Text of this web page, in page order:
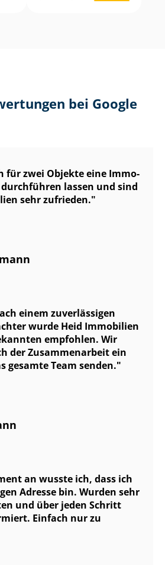
bei Google
für zwei Objekte eine Im­mo­
lassen und sind
sehr zufrieden.
einem zuverlässigen
wurde Heid Immobilien
empfohlen. Wir
der Zusammenarbeit ein
gesamte Team senden.
an wusste ich, dass ich
Adresse bin. Wurden sehr
und über jeden Schritt
Einfach nur zu